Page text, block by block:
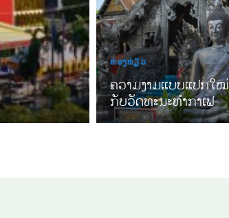
ທ່ອງທ່ຽວ
ຄວາມງາມແບບແປກໃໝ່
ກັບວັດທະນະທໍາກາເຟ